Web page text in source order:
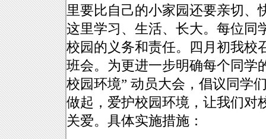
里要比自己的小家园还要亲切、
这里学习、生活、长大。每位同
校园的义务和责任。四月初我校
班会。为更进一步明确每个同学
校园环境” 动员大会，倡议同学
做起，爱护校园环境，让我们对
关爱。具体实施措施：